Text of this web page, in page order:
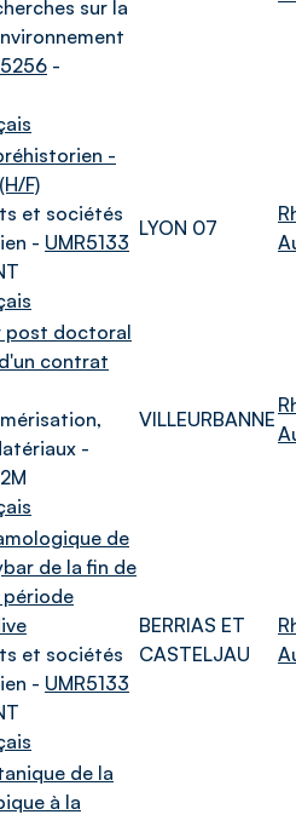
sur la
-
-
F)
et sociétés
- UMR5133
LYON 07
post doctoral
contrat
-
VILLEURBANNE
de
de la fin de
période
et sociétés
- UMR5133
BERRIAS ET
CASTELJAU
de la
à la